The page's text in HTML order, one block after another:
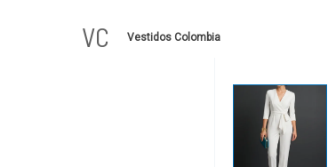
VC Vestidos Colombia